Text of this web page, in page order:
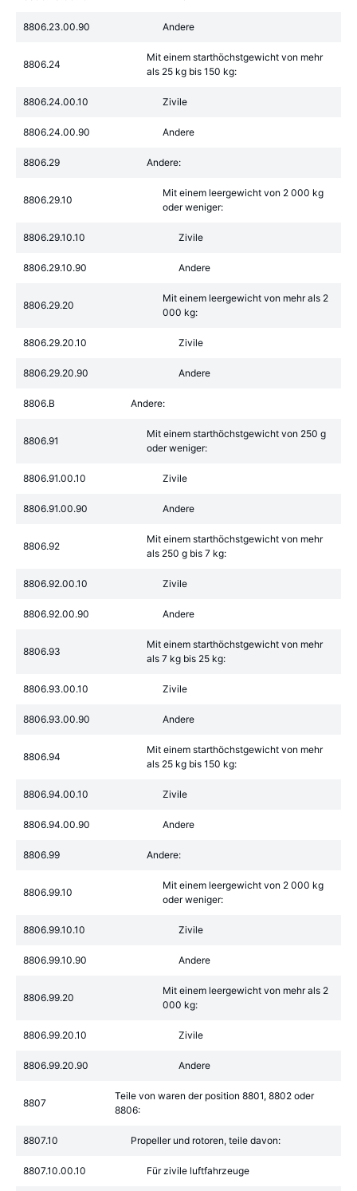
8806.23.00.90 Andere
8806.24
Mit einem starthöchstgewicht von mehr
als 25 kg bis 150 kg:
8806.24.00.10 Zivile
8806.24.00.90 Andere
8806.29 Andere:
8806.29.10
Mit einem leergewicht von 2 000 kg
oder weniger:
8806.29.10.10 Zivile
8806.29.10.90 Andere
8806.29.20
Mit einem leergewicht von mehr als 2
000 kg:
8806.29.20.10 Zivile
8806.29.20.90 Andere
8806.B Andere:
8806.91
Mit einem starthöchstgewicht von 250 g
oder weniger:
8806.91.00.10 Zivile
8806.91.00.90 Andere
8806.92
Mit einem starthöchstgewicht von mehr
als 250 g bis 7 kg:
8806.92.00.10 Zivile
8806.92.00.90 Andere
8806.93
Mit einem starthöchstgewicht von mehr
als 7 kg bis 25 kg:
8806.93.00.10 Zivile
8806.93.00.90 Andere
8806.94
Mit einem starthöchstgewicht von mehr
als 25 kg bis 150 kg:
8806.94.00.10 Zivile
8806.94.00.90 Andere
8806.99 Andere:
8806.99.10
Mit einem leergewicht von 2 000 kg
oder weniger:
8806.99.10.10 Zivile
8806.99.10.90 Andere
8806.99.20
Mit einem leergewicht von mehr als 2
000 kg:
8806.99.20.10 Zivile
8806.99.20.90 Andere
8807
Teile von waren der position 8801, 8802 oder
8806:
8807.10 Propeller und rotoren, teile davon:
8807.10.00.10 Für zivile luftfahrzeuge